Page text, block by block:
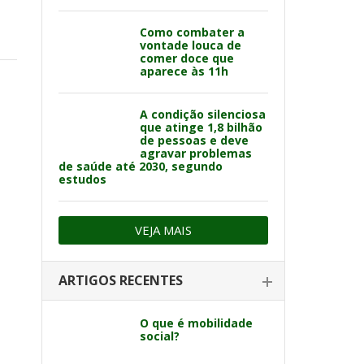
Como combater a
vontade louca de
comer doce que
aparece às 11h
A condição silenciosa
que atinge 1,8 bilhão
de pessoas e deve
agravar problemas
de saúde até 2030, segundo
estudos
VEJA MAIS
ARTIGOS RECENTES
O que é mobilidade
social?